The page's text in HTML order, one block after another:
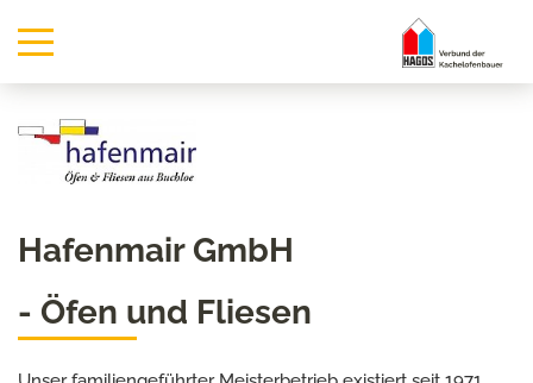
Hafenmair GmbH
- Öfen und Fliesen